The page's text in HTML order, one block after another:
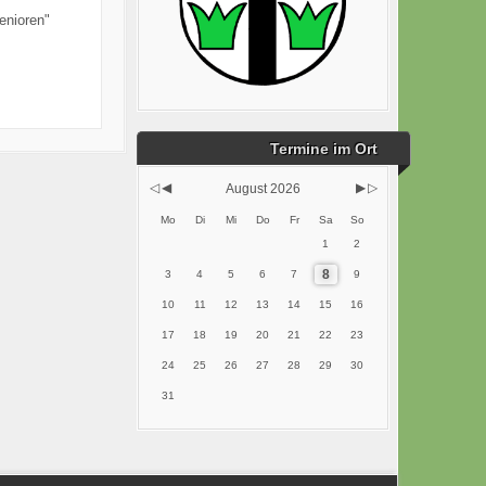
Termine im Ort
August 2026
Mo Di Mi Do Fr Sa
So
1
2
3 4 5 6 7 8 9
10 11 12 13 14 15 16
17 18 19 20 21 22 23
24 25 26 27 28 29 30
31